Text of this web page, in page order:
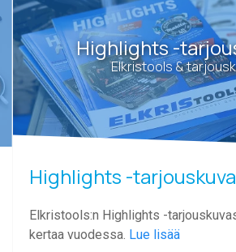
Highlights -
Elkristools &
Highlights -
Elkristools:n Highlights -
kertaa vuodessa. Lue lisää